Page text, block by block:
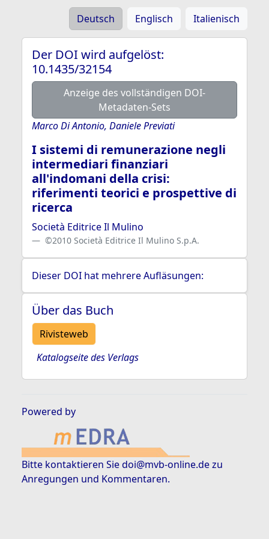
Deutsch Englisch Italienisch
Der DOI wird aufgelöst:
10.1435/32154
Anzeige des vollständigen DOI-
Metadaten-Sets
Marco Di Antonio, Daniele Previati
I sistemi di remunerazione negli
intermediari finanziari
all'indomani della crisi:
riferimenti teorici e prospettive di
ricerca
Società Editrice Il Mulino
©2010 Società Editrice Il Mulino S.p.A.
Dieser DOI hat mehrere Aufläsungen:
Über das Buch
Rivisteweb
Katalogseite des Verlags
Powered by
Bitte kontaktieren Siedoi@mvb-online.dezu
Anregungen und Kommentaren.